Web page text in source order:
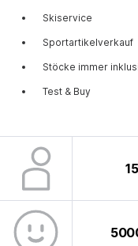
Skiservice
Sportartikelverkauf
Stöcke immer
Test & Buy
15